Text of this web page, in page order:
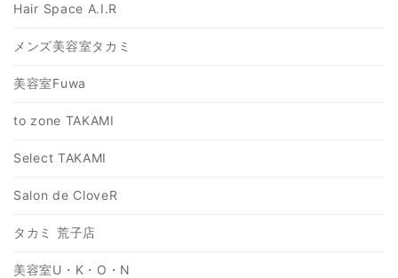
Hair Space A.I.R
メンズ美容室タカミ
美容室Fuwa
to zone TAKAMI
Select TAKAMI
Salon de CloveR
タカミ 荒子店
美容室U・K・O・N